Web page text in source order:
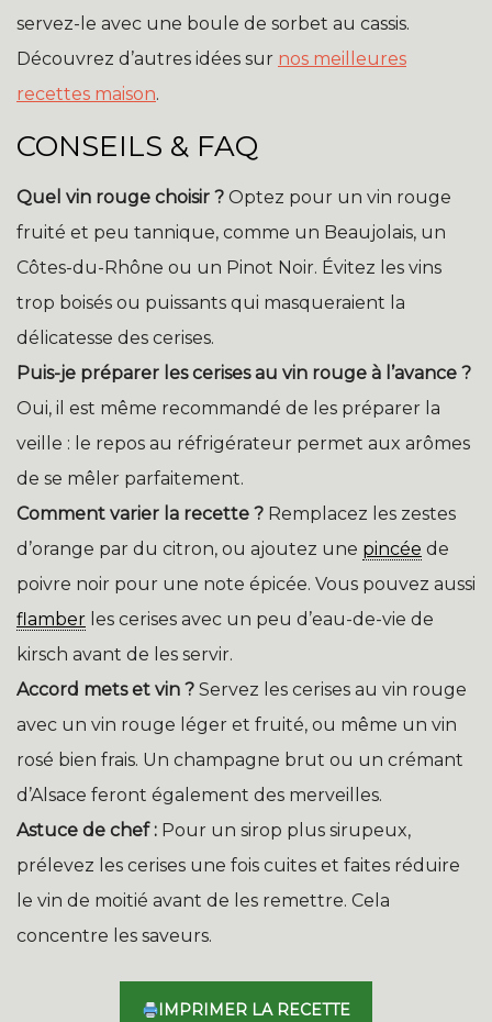
servez-le avec une boule de sorbet au cassis.
Découvrez d’autres idées sur nos meilleures
recettes maison.
CONSEILS & FAQ
Quel vin rouge choisir ? Optez pour un vin rouge
fruité et peu tannique, comme un Beaujolais, un
Côtes-du-Rhône ou un Pinot Noir. Évitez les vins
trop boisés ou puissants qui masqueraient la
délicatesse des cerises.
Puis-je préparer les cerises au vin rouge à l’avance ?
Oui, il est même recommandé de les préparer la
veille : le repos au réfrigérateur permet aux arômes
de se mêler parfaitement.
Comment varier la recette ? Remplacez les zestes
d’orange par du citron, ou ajoutez une pincée de
poivre noir pour une note épicée. Vous pouvez aussi
flamber les cerises avec un peu d’eau-de-vie de
kirsch avant de les servir.
Accord mets et vin ? Servez les cerises au vin rouge
avec un vin rouge léger et fruité, ou même un vin
rosé bien frais. Un champagne brut ou un crémant
d’Alsace feront également des merveilles.
Astuce de chef : Pour un sirop plus sirupeux,
prélevez les cerises une fois cuites et faites réduire
le vin de moitié avant de les remettre. Cela
concentre les saveurs.
IMPRIMER LA RECETTE